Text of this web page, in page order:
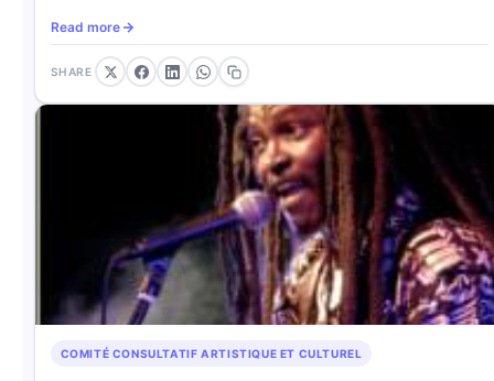
Read more
SHARE
COMITÉ CONSULTATIF ARTISTIQUE ET CULTUREL